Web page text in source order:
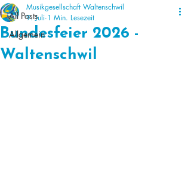
All Posts
Allgemein
Bundesfeier 2026 -
Waltenschwil
Musikgesellschaft Waltenschwil
9. Juli 1 Min. Lesezeit